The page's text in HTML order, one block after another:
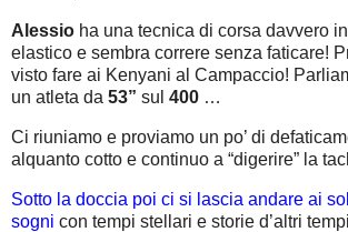
Alessio ha una tecnica di corsa davvero
elastico e sembra correre senza faticare!
visto fare ai Kenyani al Campaccio!
un atleta da 53” sul 400 …
Ci riuniamo e proviamo un po’ di
alquanto cotto e continuo a “digerire” la
Sotto la doccia poi ci si lascia andare ai
sogni con tempi stellari e storie d’altri